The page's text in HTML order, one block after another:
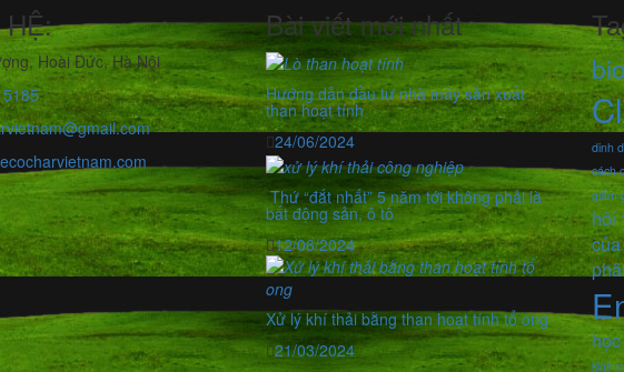
Hoài Đức, Hà Nội
Bài viết mới nhất
Hướng dẫn đầu tư nhà máy sản xuất
than hoạt tính
24/06/2024
Thứ “đắt nhất” 5 năm tới không phải là
bất động sản, ô tô
12/06/2024
Xử lý khí thải bằng than hoạt tính tổ ong
21/03/2024
dinh
cách
giấm
hôi
học
kinh